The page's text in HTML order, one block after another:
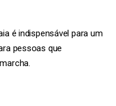
é indispensável para um
pessoas que